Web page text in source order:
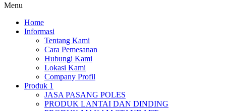
Menu
Home
Informasi
Tentang Kami
Cara Pemesanan
Hubungi Kami
Lokasi Kami
Company Profil
Produk 1
JASA PASANG POLES
PRODUK LANTAI DAN DINDING